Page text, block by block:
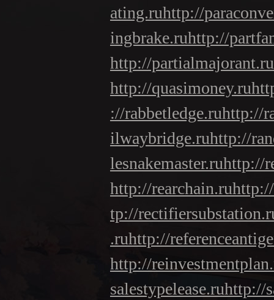
ating.ruhttp://
ingbrake.ruhttp://
http://partialmajorant.ru
http://quasimoney.ru
://rabbetledge.ruhttp://
ilwaybridge.ruhttp://
lesnakemaster.ruhttp://
http://rearchain.ru
tp://
.ruhttp://
http://
salestypelease.ruhttp://